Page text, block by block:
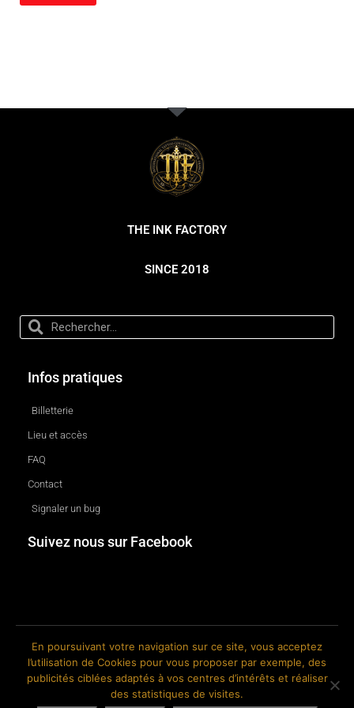
THE INK FACTORY
SINCE 2018
Infos pratiques
Billetterie
Lieu et accès
FAQ
Contact
Signaler un bug
Suivez nous sur Facebook
© 2018-2026 The Ink Factory. Site web réalisé par Roland CAUVIN.
En poursuivant votre navigation sur ce site, vous acceptez
l’utilisation de Cookies pour vous proposer par exemple, des
publicités ciblées adaptés à vos centres d’intérêts et réaliser
des statistiques de visites.